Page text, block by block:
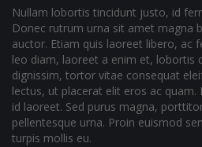
Nullam lobortis tincidunt justo, id
Donec rutrum urna sit amet magna
auctor. Etiam quis laoreet libero, ac
leo diam, laoreet a enim et, lobortis
dignissim, tortor vitae consequat
lectus, ut placerat elit eros ac
id laoreet. Sed purus magna,
pellentesque urna. Proin euismod
turpis mollis eu.